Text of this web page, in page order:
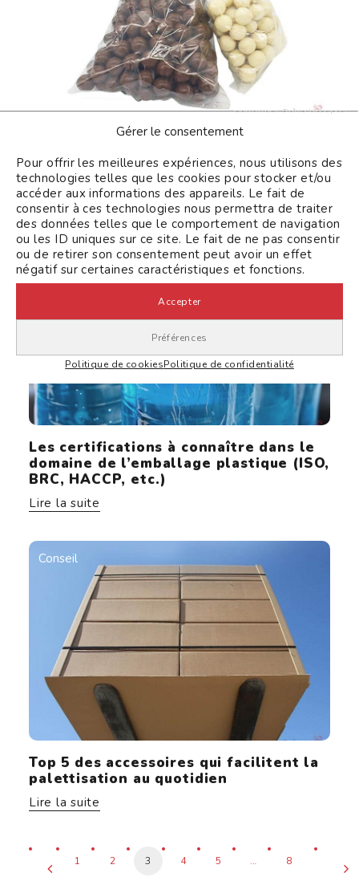
Gérer le consentement
Pour offrir les meilleures expériences, nous utilisons des
technologies telles que les cookies pour stocker et/ou
accéder aux informations des appareils. Le fait de
consentir à ces technologies nous permettra de traiter
des données telles que le comportement de navigation
ou les ID uniques sur ce site. Le fait de ne pas consentir
ou de retirer son consentement peut avoir un effet
négatif sur certaines caractéristiques et fonctions.
Accepter
Continuer sans accepter
Préférences
Politique de cookiesPolitique de confidentialité
Comment choisir le bon sachet selon
zip, sous vide, etc.)
Lire la suite
Conseil
Les certifications à connaître dans le
domaine de l’emballage plastique (ISO,
BRC, HACCP, etc.)
Lire la suite
Conseil
Top 5 des accessoires qui facilitent la
palettisation au quotidien
Lire la suite
1 2 3 4 5 … 8